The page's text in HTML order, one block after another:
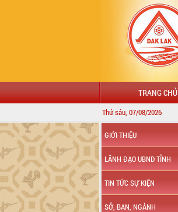
TRANG CHỦ
Thứ sáu, 07/08/2026
GIỚI THIỆU
LÃNH ĐẠO UBND TỈNH
TIN TỨC SỰ KIỆN
SỞ, BAN, NGÀNH